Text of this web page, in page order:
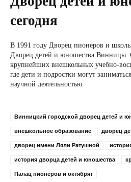
сегодня
В 1991 году Дворец пионеров и
Дворец детей и юношества Винницы.
крупнейших внешкольных учебно-
где дети и подростки могут
научной деятельностью.
Винницкий городской дворец детей и
внешкольное образование дворец
дворец имени Ляли Ратушной
история дворца детей и юношества
Палац пионеров и октябрят